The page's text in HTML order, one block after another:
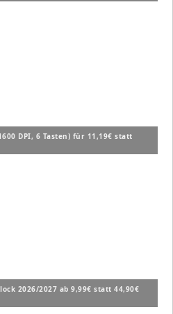
DPI, 6 Tasten) für 11,19€ statt
2026/2027 ab 9,99€ statt 44,90€